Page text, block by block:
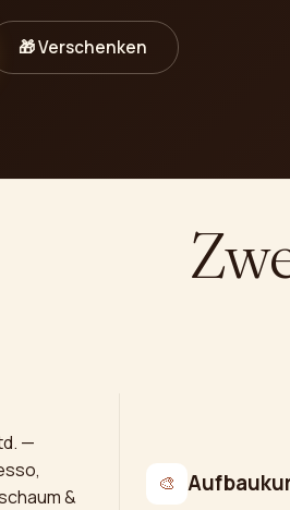
🎁 Verschenken
—
&
🎨